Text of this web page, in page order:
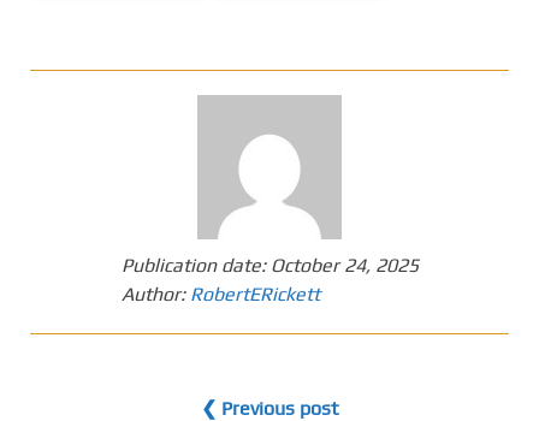
Publication date: October 24, 2025
Author: RobertERickett
❮ Previous post